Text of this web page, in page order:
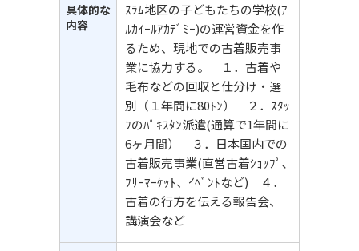
具体的な
内容
ｽﾗﾑ地区の子どもたちの学校(ｱ
ﾙｶｲｰﾙｱｶﾃﾞﾐｰ)の運営資金を作
るため、現地での古着販売事
業に協力する。 １．古着や
毛布などの回収と仕分け・選
別（１年間に80ﾄﾝ） ２．ｽﾀｯ
ﾌのﾊﾟｷｽﾀﾝ派遣(通算で1年間に
6ヶ月間） ３．日本国内での
古着販売事業(直営古着ｼｮｯﾌﾟ､
ﾌﾘｰﾏｰｹｯﾄ、ｲﾍﾞﾝﾄなど) ４．
古着の行方を伝える報告会、
講演会など